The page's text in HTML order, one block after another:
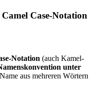
Camel Case-Notation
Notation (auch Kamel-
unter
aus mehreren Wörtern